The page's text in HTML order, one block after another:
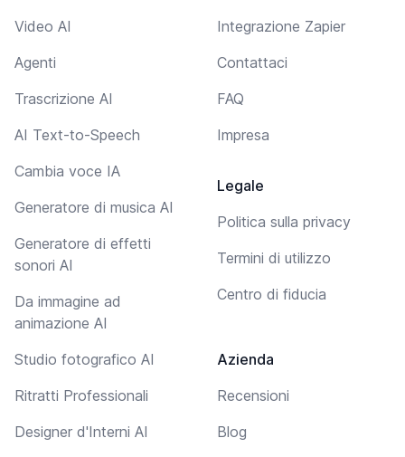
Video AI
Agenti
Trascrizione AI
AI Text-to-Speech
Cambia voce IA
Generatore di musica AI
Generatore di effetti
sonori AI
Da immagine ad
animazione AI
Studio fotografico AI
Ritratti Professionali
Designer d'Interni AI
Integrazione Zapier
Contattaci
FAQ
Impresa
Legale
Politica sulla privacy
Termini di utilizzo
Centro di fiducia
Azienda
Recensioni
Blog